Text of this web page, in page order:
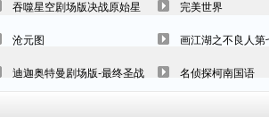
吞噬星空剧场版决战原始星 完美世界
沧元图 画江湖之不良人第
剧场版
迪迦奥特曼剧场版-最终圣战 名侦探柯南国语